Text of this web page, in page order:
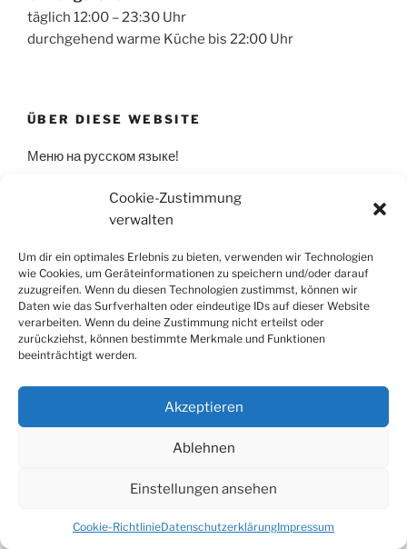
Cookie-Zustimmung
verwalten
Um dir ein optimales Erlebnis zu bieten, verwenden wir Technologien
wie Cookies, um Geräteinformationen zu speichern und/oder darauf
zuzugreifen. Wenn du diesen Technologien zustimmst, können wir
Daten wie das Surfverhalten oder eindeutige IDs auf dieser Website
verarbeiten. Wenn du deine Zustimmung nicht erteilst oder
zurückziehst, können bestimmte Merkmale und Funktionen
beeinträchtigt werden.
Akzeptieren
Ablehnen
Einstellungen ansehen
Cookie-RichtlinieDatenschutzerklärungImpressum
täglich 12:00 – 23:30 Uhr
durchgehend warme Küche bis 22:00 Uhr
ÜBER DIESE WEBSITE
Меню на русском языке!
Menu in english!
SUCHEN
Suche
nach:
Yelp FacebookTwitter Instagram
E-
Cookie-
Datenschutzerklärung
Mit Stolz präsentiert von